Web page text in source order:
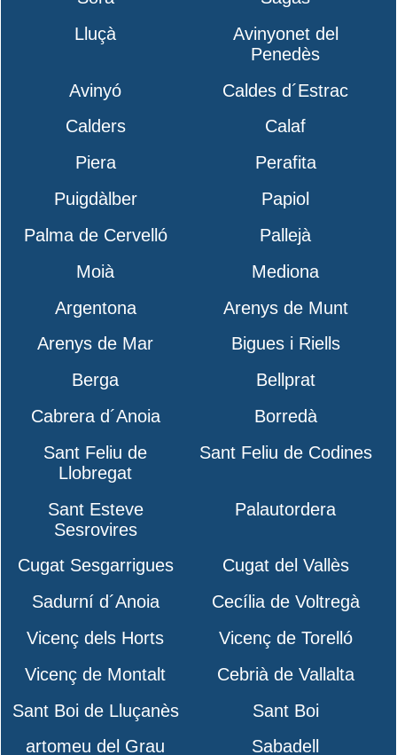
Lluçà
Avinyonet del
Penedès
Avinyó
Caldes d´Estrac
Calders
Calaf
Piera
Perafita
Puigdàlber
Papiol
Palma de Cervelló
Pallejà
Moià
Mediona
Argentona
Arenys de Munt
Arenys de Mar
Bigues i Riells
Berga
Bellprat
Cabrera d´Anoia
Borredà
Sant Feliu de
Llobregat
Sant Feliu de Codines
Sant Esteve
Sesrovires
Palautordera
Cugat Sesgarrigues
Cugat del Vallès
Sadurní d´Anoia
Cecília de Voltregà
Vicenç dels Horts
Vicenç de Torelló
Vicenç de Montalt
Cebrià de Vallalta
Sant Boi de Lluçanès
Sant Boi
artomeu del Grau
Sabadell